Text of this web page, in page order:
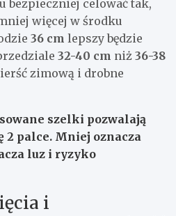
bezpieczniej celować tak,
więcej w środku
36 cm lepszy będzie
32-40 cm niż 36-38
zimową i drobne
szelki pozwalają
2 palce. Mniej oznacza
luz i ryzyko
i